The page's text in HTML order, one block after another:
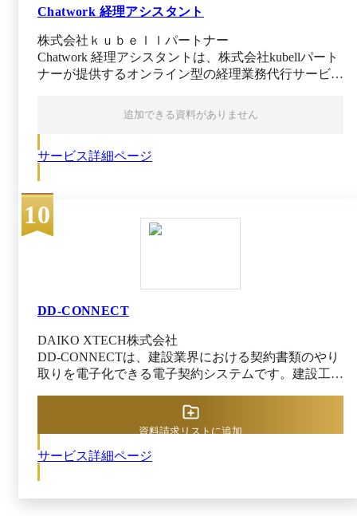
Chatwork 経理アシスタント
株式会社ｋｕｂｅｌｌパートナー
Chatwork 経理アシスタントは、株式会社kubellパート
ナーが提供するオンライン型の経理業務代行サービス
ームに経理実務を依頼でき、バックオフィスの業務プ
ロセス自体をクラウド経由で提供しています。 請求
ど、幅広い経理業務を月間10時間から必要な分だけま
Chatwork 経理アシスタント側では、10年以上（※）
の実務経験を持つ経理人材やシステム導入に明るい人
材からなる専任チームが担当し、クラウド会計ソフト
をはじめ適切なツールを用いて業務処理を実施しま
が広いです。そのため、経営者や経理担当者が専門家
対応に追われる心配がありません。 Chatwork 経理ア
企業とのキックオフミーティングで業務フローや役割
分担を確認し、以降はリアルタイムに進捗共有しなが
ら定型業務を遂行します。 必要に応じて業務プロセ
受けられるため、単なる業務代行に留まらず継続的な
業務改善を含めた包括的な経理サポート体制を構築で
ント公式HP（2025年11月4日閲覧）
サービス詳細ページ
追加できる資料がありません
10
DD-CONNECT
DAIKO XTECH株式会社
DD-CONNECTは、建設業界における契約書類のやり
取りを電子化できる電子契約システムです。建設工事
る注文書や契約書、請求書、図面などを紙や郵送に頼
らずにオンラインで交換できるようにし、大量の書面
す。 建設業では法改正により契約書の電子化が解禁
サービス詳細ページ
資料請求リストに追加